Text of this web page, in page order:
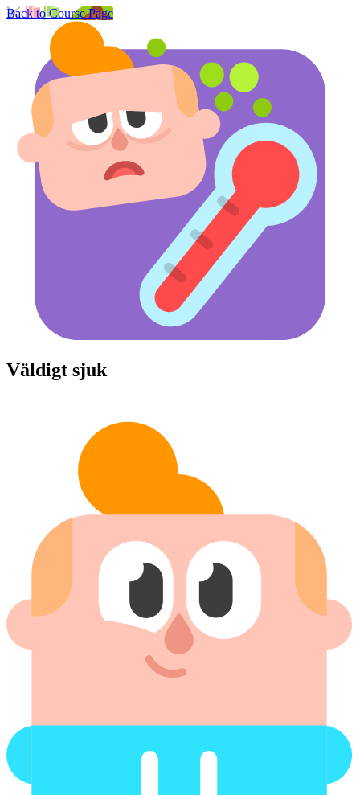
Back to Course Page
Väldigt sjuk